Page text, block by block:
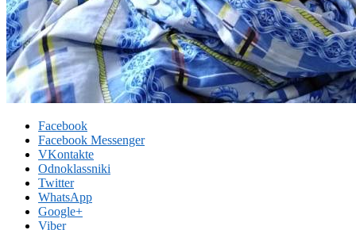
Facebook
Facebook Messenger
VKontakte
Odnoklassniki
Twitter
WhatsApp
Google+
Viber